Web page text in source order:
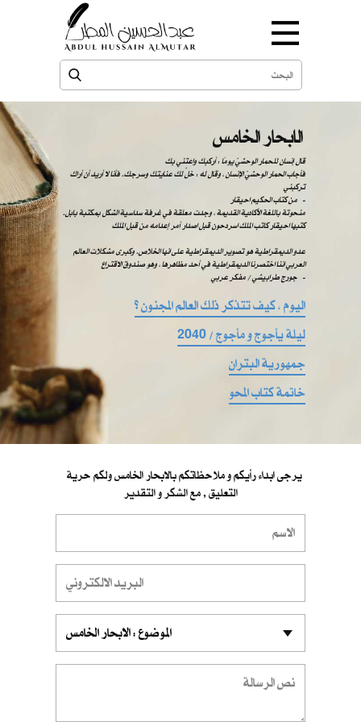
الابحار الخامس
قال إنسان للحمار الوحشيّ يومًا : أركبك واعتني بك
تركبني
من كتاب الحكيم احيقار -
منحوتة باللغة الأكادية القديمة ، وجدت معلقة في غرفة سداسية الشكل بمكتبة بابل.
كتبها احيقار كاتب الملك اسردحون قبل اصدار أمر إعدامه من قبل الملك
عدو الديمقراطية هو تصوير الديمقراطية على انها الخلاص. وكبرى مشكلات العالم
العربي اننا اختصرنا الديمقراطية في أحد مظاهرها ، وهو صندوق الاقتراع
​​ ​​جورج طرابيشي / مفكر عربي -
اليوم ، كيف تتذكر ذلك العالم المجنون ؟
ليلة يأجوج و مأجوج / 2040
جمهورية البتران
خاتمة كتاب المحو
التعليق , مع الشكر و التقدير